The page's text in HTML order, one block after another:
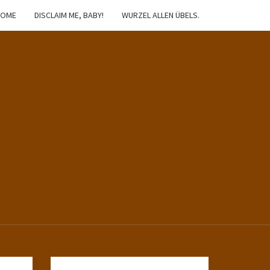
DISCLAIM ME, BABY! WURZEL ALLEN ÜBELS.